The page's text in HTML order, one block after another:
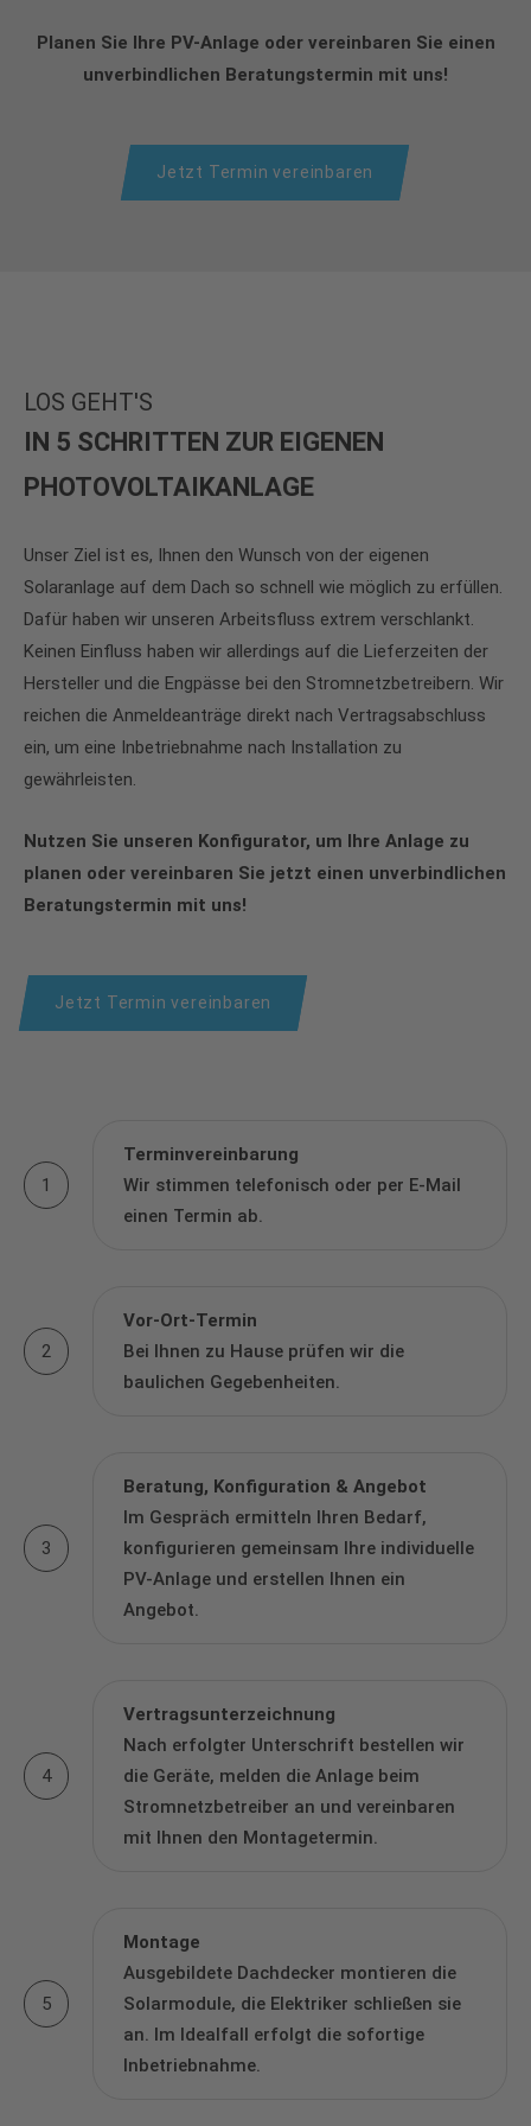
Planen Sie Ihre PV-Anlage oder vereinbaren Sie einen
unverbindlichen Beratungstermin mit uns!
Jetzt Termin vereinbaren
LOS GEHT'S
IN 5 SCHRITTEN ZUR EIGENEN
PHOTOVOLTAIKANLAGE
Unser Ziel ist es, Ihnen den Wunsch von der eigenen
Solaranlage auf dem Dach so schnell wie möglich zu erfüllen.
Dafür haben wir unseren Arbeitsfluss extrem verschlankt.
Keinen Einfluss haben wir allerdings auf die Lieferzeiten der
Hersteller und die Engpässe bei den Stromnetzbetreibern. Wir
reichen die Anmeldeanträge direkt nach Vertragsabschluss
ein, um eine Inbetriebnahme nach Installation zu
gewährleisten.
Nutzen Sie unseren Konfigurator, um Ihre Anlage zu
planen oder vereinbaren Sie jetzt einen unverbindlichen
Beratungstermin mit uns!
Jetzt Termin vereinbaren
1
Terminvereinbarung
Wir stimmen telefonisch oder per E-Mail
einen Termin ab.
2
Vor-Ort-Termin
Bei Ihnen zu Hause prüfen wir die
baulichen Gegebenheiten.
3
Beratung, Konfiguration & Angebot
Im Gespräch ermitteln Ihren Bedarf,
konfigurieren gemeinsam Ihre individuelle
PV-Anlage und erstellen Ihnen ein
Angebot.
4
Vertragsunterzeichnung
Nach erfolgter Unterschrift bestellen wir
die Geräte, melden die Anlage beim
Stromnetzbetreiber an und vereinbaren
mit Ihnen den Montagetermin.
5
Montage
Ausgebildete Dachdecker montieren die
Solarmodule, die Elektriker schließen sie
an. Im Idealfall erfolgt die sofortige
Inbetriebnahme.